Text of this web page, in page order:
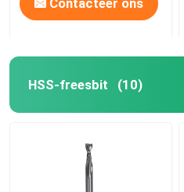
HSS-freesbit (10)